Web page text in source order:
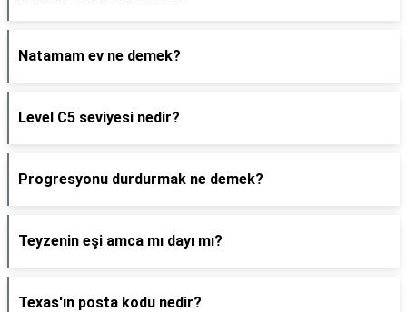
Natamam ev ne demek?
Level C5 seviyesi nedir?
Progresyonu durdurmak ne demek?
Teyzenin eşi amca mı dayı mı?
Texas'ın posta kodu nedir?